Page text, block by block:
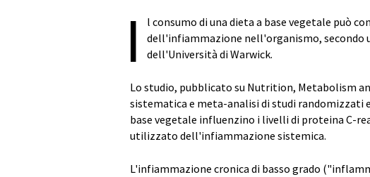
I
l consumo di una dieta a base vegetale può
dell'infiammazione nell'organismo, secondo
dell'Università di Warwick.
Lo studio, pubblicato su Nutrition, Metabolism
sistematica e meta-analisi di studi
base vegetale influenzino i livelli di proteina C-
utilizzato dell'infiammazione sistemica.
L'infiammazione cronica di basso grado